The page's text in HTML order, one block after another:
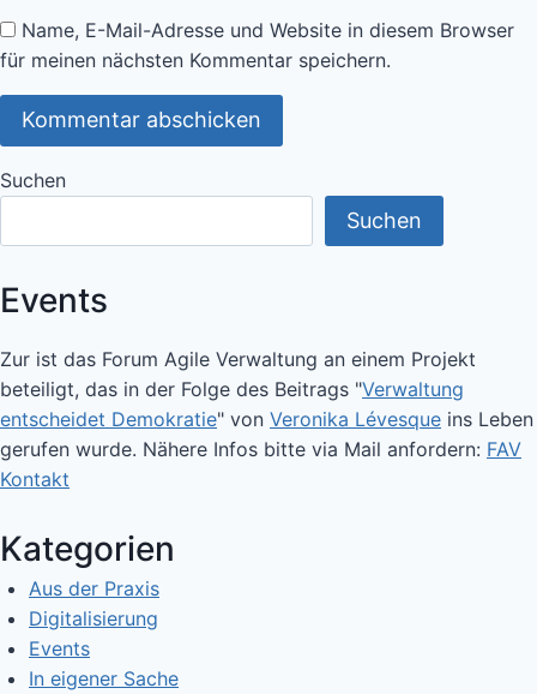
Name, E-Mail-Adresse und Website in diesem Browser
für meinen nächsten Kommentar speichern.
Suchen
Suchen
Events
Zur ist das Forum Agile Verwaltung an einem Projekt
beteiligt, das in der Folge des Beitrags "Verwaltung
entscheidet Demokratie" von Veronika Lévesque ins Leben
gerufen wurde. Nähere Infos bitte via Mail anfordern: FAV
Kontakt
Kategorien
Aus der Praxis
Digitalisierung
Events
In eigener Sache